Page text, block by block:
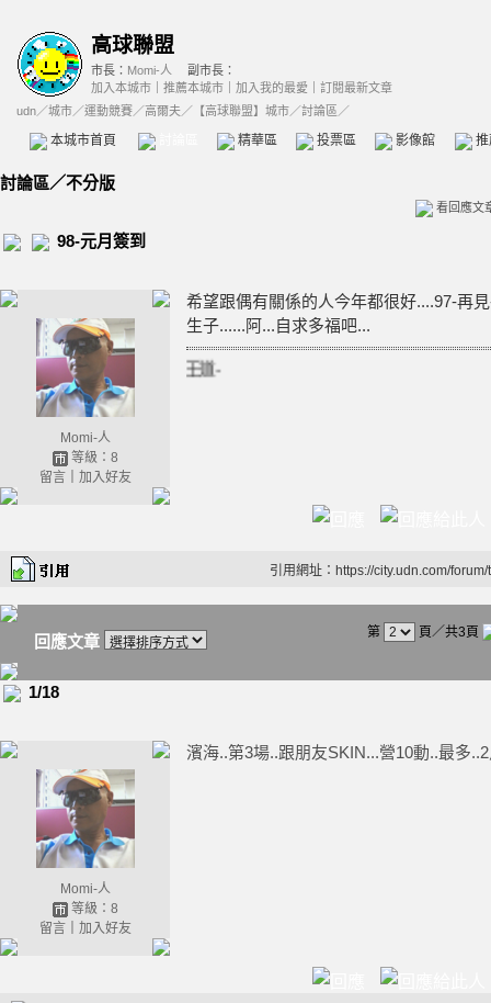
高球聯盟
市長： Momi-人
副市長：
加入本城市
推薦本城市 加入我的最愛
訂閱最新文章
udn／城市／運動競賽／高爾夫／ 【高球聯盟】城市／討論區／
本城市首頁 精華區 投票區 影像館
討論區／不分版
看回應文
98-元月簽到
Momi-人
等級：8
留言｜ 加入好友
希望跟偶有關係的人今年都很好....97-再
生子......阿...自求多福吧...
引用網址：https://city.udn.com/
回應文章 第 頁／共3頁
1/18
Momi-人
等級：8
留言｜ 加入好友
濱海..第3場..跟朋友SKIN...營10動..最多